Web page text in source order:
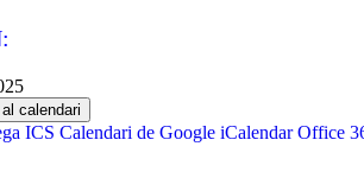
calendari
ICS Calendari de Google iCalendar Office